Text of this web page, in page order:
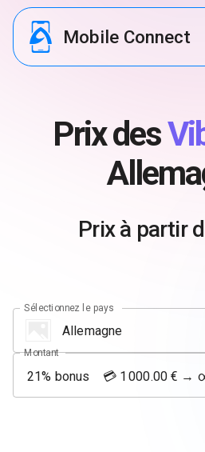
Mobile Connect
Prix des
Prix à partir
Sélectionnez le pays
Montant